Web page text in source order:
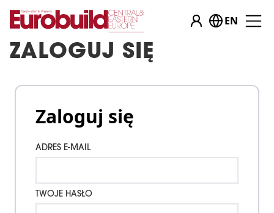
EN
ZALOGUJ SIĘ
Zaloguj się
ADRES E-MAIL
TWOJE HASŁO